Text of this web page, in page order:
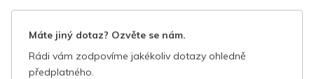
Máte jiný dotaz? Ozvěte se nám.
Rádi vám zodpovíme jakékoliv dotazy ohledně
předplatného.